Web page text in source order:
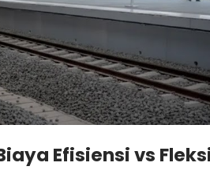
Efisiensi vs